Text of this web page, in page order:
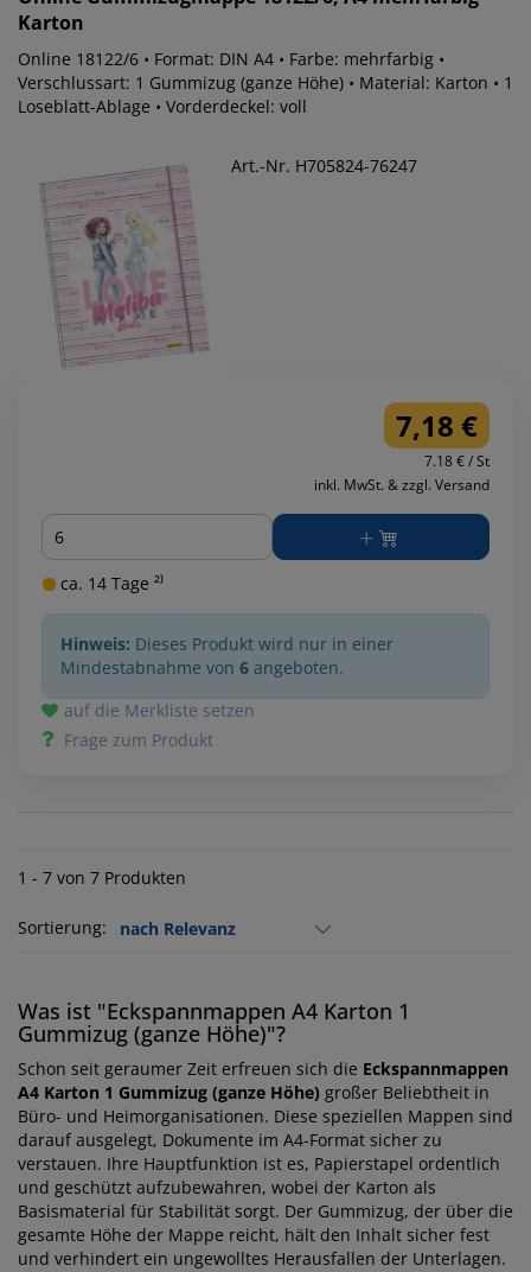
Karton
Online 18122/6 • Format: DIN A4 • Farbe: mehrfarbig •
Verschlussart: 1 Gummizug (ganze Höhe) • Material: Karton • 1
Loseblatt-Ablage • Vorderdeckel: voll
Art.-Nr. H705824-76247
7,18 €
7.18 € / St
inkl. MwSt. & zzgl. Versand
Menge
ca. 14 Tage ²⁾
Hinweis: Dieses Produkt wird nur in einer
Mindestabnahme von 6 angeboten.
auf die Merkliste setzen
Frage zum Produkt
1 - 7 von 7 Produkten
Sortierung:
Was ist "Eckspannmappen A4 Karton 1
Gummizug (ganze Höhe)"?
Schon seit geraumer Zeit erfreuen sich die Eckspannmappen
A4 Karton 1 Gummizug (ganze Höhe) großer Beliebtheit in
Büro- und Heimorganisationen. Diese speziellen Mappen sind
darauf ausgelegt, Dokumente im A4-Format sicher zu
verstauen. Ihre Hauptfunktion ist es, Papierstapel ordentlich
und geschützt aufzubewahren, wobei der Karton als
Basismaterial für Stabilität sorgt. Der Gummizug, der über die
gesamte Höhe der Mappe reicht, hält den Inhalt sicher fest
und verhindert ein ungewolltes Herausfallen der Unterlagen.